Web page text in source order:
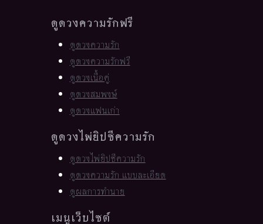
ดูดวงความรักฟรี
ดูดวงความรัก
ดูดวงความรักฟรี
ดูดวงเนื้อคู่
ดูดวงสมพงษ์
ดูดวงแฟนเก่า
ดูดวงไพ่ยิปซีความรัก
ดูดวงไพ่ยิปซีความรัก
ดูดวงความรัก แบบละเอียด
ดูผลการทำนาย
เมนูเว็บไซต์